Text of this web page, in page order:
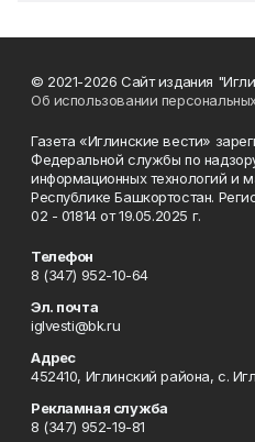
© 2021-2026 Сайт издания
Об использовании
Газета «Иглинские вести»
Федеральной службы по
информационных технологий и
Республике Башкортостан.
02 - 01814 от 19.05.2025 г.
Телефон
8 (347) 952-10-64
Эл. почта
iglvesti@bk.ru
Адрес
452410, Иглинский района, с.
Рекламная служба
8 (347) 952-19-81